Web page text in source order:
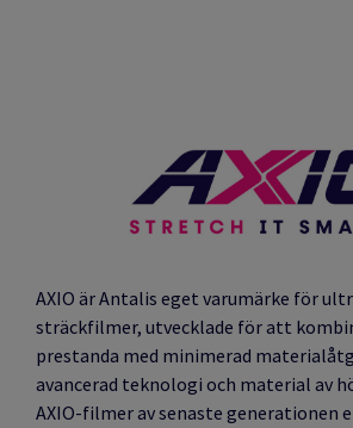
AXIO är Antalis eget varumärke för
sträckfilmer, utvecklade för att
prestanda med minimerad
avancerad teknologi och material av
AXIO-filmer av senaste generationen